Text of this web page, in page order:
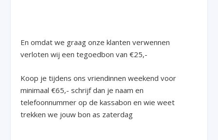
En omdat we graag onze klanten verwennen
verloten wij een tegoedbon van €25,-
Koop je tijdens ons vriendinnen weekend voor
minimaal €65,- schrijf dan je naam en
telefoonnummer op de kassabon en wie weet
trekken we jouw bon as zaterdag